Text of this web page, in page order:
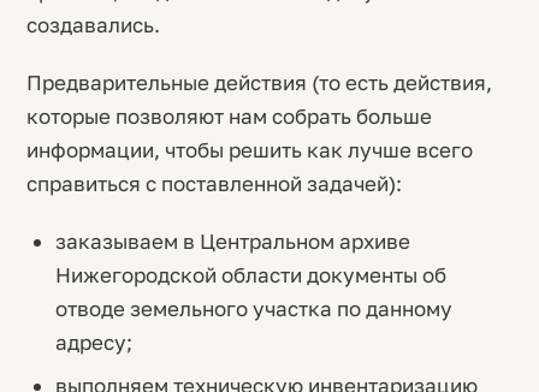
создавались.
Предварительные действия (то есть действия,
которые позволяют нам собрать больше
информации, чтобы решить как лучше всего
справиться с поставленной задачей):
заказываем в Центральном архиве
Нижегородской области документы об
отводе земельного участка по данному
адресу;
выполняем техническую инвентаризацию